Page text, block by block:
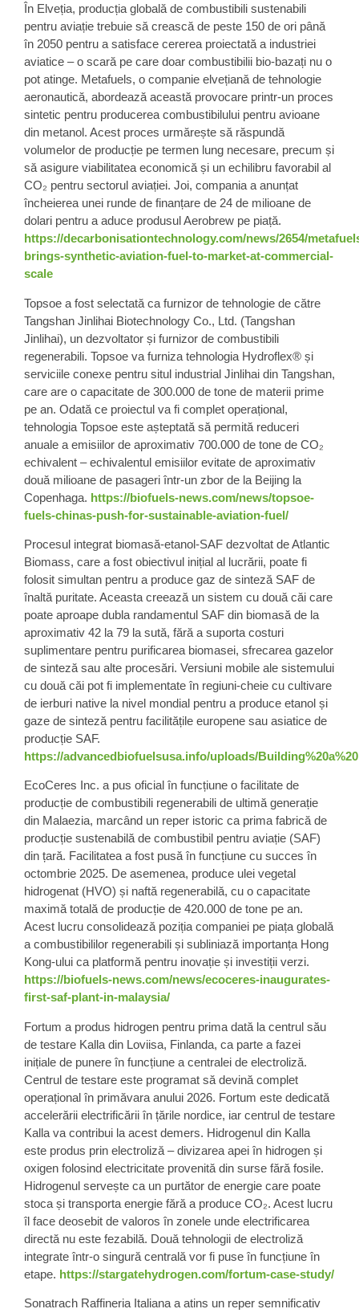
În Elveția, producția globală de combustibili sustenabili
pentru aviație trebuie să crească de peste 150 de ori până
în 2050 pentru a satisface cererea proiectată a industriei
aviatice – o scară pe care doar combustibilii bio-bazați nu o
pot atinge. Metafuels, o companie elvețiană de tehnologie
aeronautică, abordează această provocare printr-un proces
sintetic pentru producerea combustibilului pentru avioane
din metanol. Acest proces urmărește să răspundă
volumelor de producție pe termen lung necesare, precum și
să asigure viabilitatea economică și un echilibru favorabil al
CO₂ pentru sectorul aviației. Joi, compania a anunțat
încheierea unei runde de finanțare de 24 de milioane de
dolari pentru a aduce produsul Aerobrew pe piață.
https://decarbonisationtechnology.com/news/2654/
brings-synthetic-aviation-fuel-to-market-at-commercial-
scale
Topsoe a fost selectată ca furnizor de tehnologie de către
Tangshan Jinlihai Biotechnology Co., Ltd. (Tangshan
Jinlihai), un dezvoltator și furnizor de combustibili
regenerabili. Topsoe va furniza tehnologia Hydroflex® și
serviciile conexe pentru situl industrial Jinlihai din Tangshan,
care are o capacitate de 300.000 de tone de materii prime
pe an. Odată ce proiectul va fi complet operațional,
tehnologia Topsoe este așteptată să permită reduceri
anuale a emisiilor de aproximativ 700.000 de tone de CO₂
echivalent – echivalentul emisiilor evitate de aproximativ
două milioane de pasageri într-un zbor de la Beijing la
Copenhaga. https://biofuels-news.com/news/topsoe-
fuels-chinas-push-for-sustainable-aviation-fuel/
Procesul integrat biomasă-etanol-SAF dezvoltat de Atlantic
Biomass, care a fost obiectivul inițial al lucrării, poate fi
folosit simultan pentru a produce gaz de sinteză SAF de
înaltă puritate. Aceasta creează un sistem cu două căi care
poate aproape dubla randamentul SAF din biomasă de la
aproximativ 42 la 79 la sută, fără a suporta costuri
suplimentare pentru purificarea biomasei, sfrecarea gazelor
de sinteză sau alte procesări. Versiuni mobile ale sistemului
cu două căi pot fi implementate în regiuni-cheie cu cultivare
de ierburi native la nivel mondial pentru a produce etanol și
gaze de sinteză pentru facilitățile europene sau asiatice de
producție SAF.
https://advancedbiofuelsusa.info/uploads/
EcoCeres Inc. a pus oficial în funcțiune o facilitate de
producție de combustibili regenerabili de ultimă generație
din Malaezia, marcând un reper istoric ca prima fabrică de
producție sustenabilă de combustibil pentru aviație (SAF)
din țară. Facilitatea a fost pusă în funcțiune cu succes în
octombrie 2025. De asemenea, produce ulei vegetal
hidrogenat (HVO) și naftă regenerabilă, cu o capacitate
maximă totală de producție de 420.000 de tone pe an.
Acest lucru consolidează poziția companiei pe piața globală
a combustibililor regenerabili și subliniază importanța Hong
Kong-ului ca platformă pentru inovație și investiții verzi.
https://biofuels-news.com/news/ecoceres-inaugurates-
first-saf-plant-in-malaysia/
Fortum a produs hidrogen pentru prima dată la centrul său
de testare Kalla din Loviisa, Finlanda, ca parte a fazei
inițiale de punere în funcțiune a centralei de electroliză.
Centrul de testare este programat să devină complet
operațional în primăvara anului 2026. Fortum este dedicată
accelerării electrificării în țările nordice, iar centrul de testare
Kalla va contribui la acest demers. Hidrogenul din Kalla
este produs prin electroliză – divizarea apei în hidrogen și
oxigen folosind electricitate provenită din surse fără fosile.
Hidrogenul servește ca un purtător de energie care poate
stoca și transporta energie fără a produce CO₂. Acest lucru
îl face deosebit de valoros în zonele unde electrificarea
directă nu este fezabilă. Două tehnologii de electroliză
integrate într-o singură centrală vor fi puse în funcțiune în
etape. https://stargatehydrogen.com/fortum-case-study/
Sonatrach Raffineria Italiana a atins un reper semnificativ